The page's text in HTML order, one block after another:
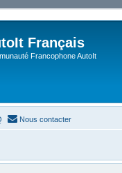
Français
Francophone AutoIt
Nous contacter